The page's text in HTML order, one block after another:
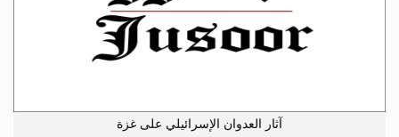
آثار العدوان الإسرائيلي على غزة